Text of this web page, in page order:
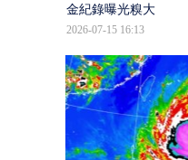
金紀錄曝光糗大
2026-07-15 16:13